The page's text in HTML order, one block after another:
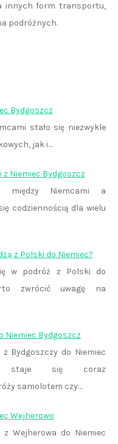
innych form transportu,
podróżnych.
Bydgoszcz
stało się niezwykle
jak i…
z Niemiec Bydgoszcz
między Niemcami a
codziennością dla wielu
z Polski do Niemiec?
w podróż z Polski do
zwrócić uwagę na
Niemiec Bydgoszcz
z Bydgoszczy do Niemiec
staje się coraz
samolotem czy…
Wejherowo
z Wejherowa do Niemiec